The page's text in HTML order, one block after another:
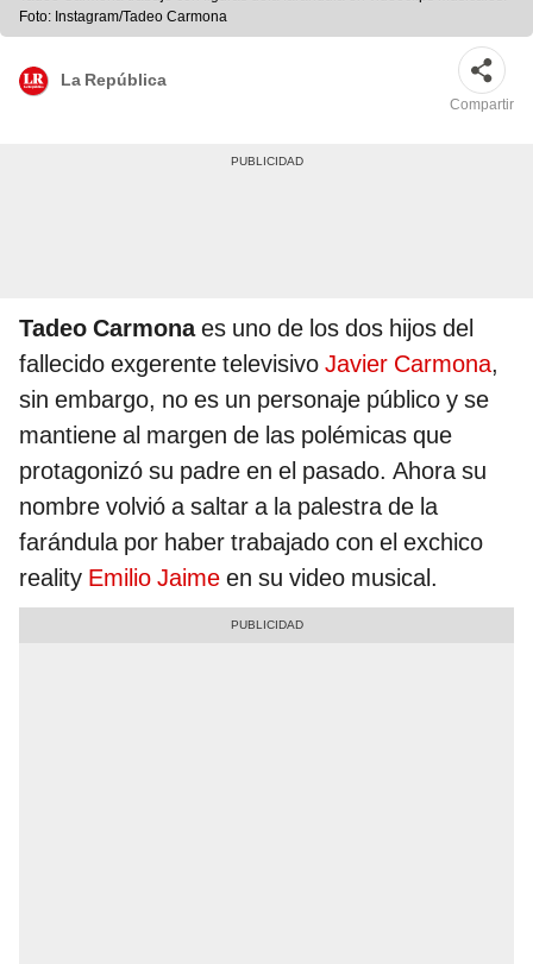
Foto: Instagram/Tadeo Carmona
La República
Compartir
Tadeo Carmonaes uno de los dos hijos del
fallecido exgerente televisivo Javier Carmona,
sin embargo, no es un personaje público y se
mantiene al margen de las polémicas que
protagonizó su padre en el pasado. Ahora su
nombre volvió a saltar a la palestra de la
farándula por haber trabajado con el exchico
reality Emilio Jaime en su video musical.